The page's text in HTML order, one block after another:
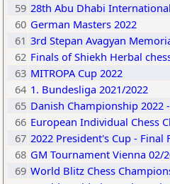
59 28th Abu Dhabi
60 German Masters 2022
61 3rd Stepan Avagyan
62 Finals of Shiekh Herbal
63 MITROPA Cup 2022
64 1. Bundesliga 2021/2022
65 Danish Championship 2022
66 European Individual Chess
67 2022 President's Cup - Final
68 GM Tournament Vienna 02/
69 World Blitz Chess